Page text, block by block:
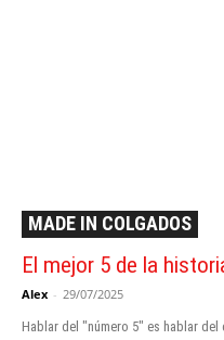
MADE IN COLGADOS
El mejor 5 de la
Alex - 29/07/2025
Hablar del "número 5" es hablar